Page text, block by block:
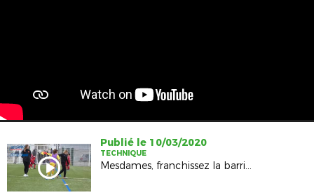
Publié le 10/03/2020
TECHNIQUE
Mesdames, franchissez la barrière portrait n°3